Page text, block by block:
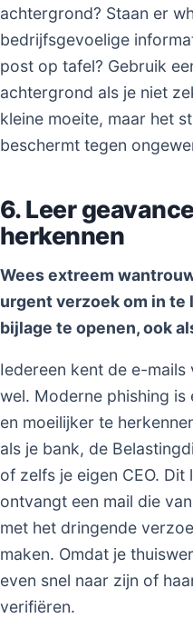
achtergrond? Staan er
bedrijfsgevoelige
post op tafel? Gebruik
achtergrond als je niet
kleine moeite, maar het
beschermt tegen
6. Leer
herkennen
Wees extreem
urgent verzoek om in te
bijlage te openen, ook
Iedereen kent de e-
wel. Moderne phishing
en moeilijker te
als je bank, de
of zelfs je eigen CEO. Dit
ontvangt een mail die
met het dringende
maken. Omdat je
even snel naar zijn of
verifiëren.